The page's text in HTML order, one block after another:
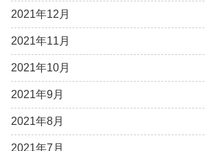
2021年12月
2021年11月
2021年10月
2021年9月
2021年8月
2021年7月